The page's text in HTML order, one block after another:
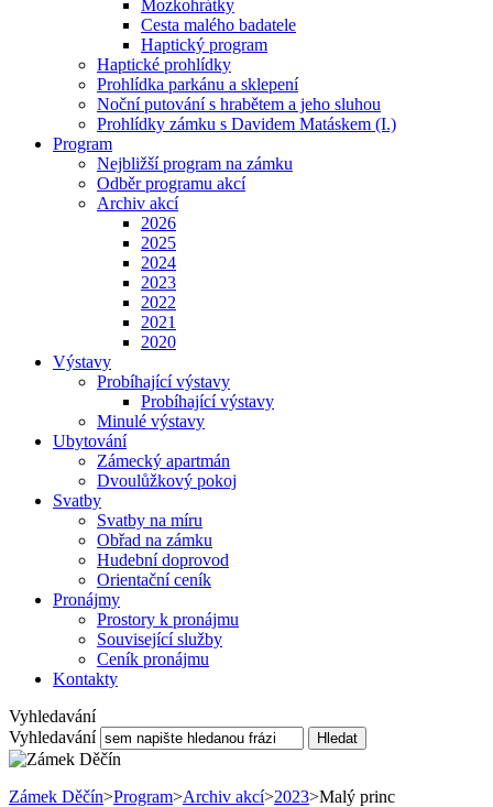
Mozkohrátky
Cesta malého badatele
Haptický program
Haptické prohlídky
Prohlídka parkánu a sklepení
Noční putování s hrabětem a jeho sluhou
Prohlídky zámku s Davidem Matáskem (I.)
Program
Nejbližší program na zámku
Odběr programu akcí
Archiv akcí
2026
2025
2024
2023
2022
2021
2020
Výstavy
Probíhající výstavy
Probíhající výstavy
Minulé výstavy
Ubytování
Zámecký apartmán
Dvoulůžkový pokoj
Svatby
Svatby na míru
Obřad na zámku
Hudební doprovod
Orientační ceník
Pronájmy
Prostory k pronájmu
Související služby
Ceník pronájmu
Kontakty
Vyhledavání
Vyhledavání
Hledat
Zámek Děčín>Program>Archiv akcí>2023>Malý princ